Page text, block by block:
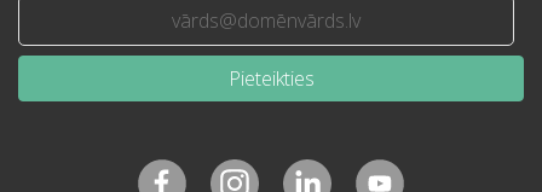
Pieteikties